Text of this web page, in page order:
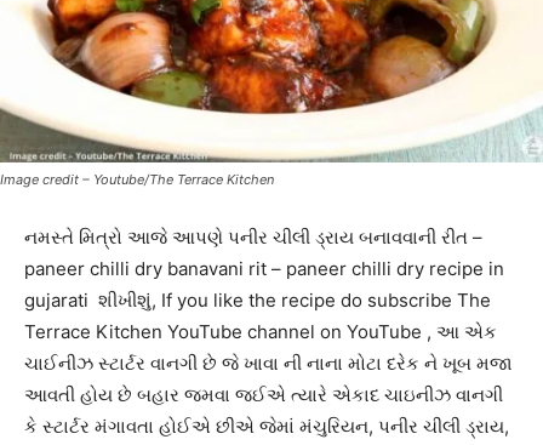
Image credit – Youtube/The Terrace Kitchen
નમસ્તે મિત્રો આજે આપણે પનીર ચીલી ડ્રાય બનાવવાની રીત –
paneer chilli dry banavani rit – paneer chilli dry recipe in
gujarati શીખીશું, If you like the recipe do subscribe The
Terrace Kitchen YouTube channel on YouTube , આ એક
ચાઈનીઝ સ્ટાર્ટર વાનગી છે જે ખાવા ની નાના મોટા દરેક ને ખૂબ મજા
આવતી હોય છે બહાર જમવા જઈએ ત્યારે એકાદ ચાઇનીઝ વાનગી
કે સ્ટાર્ટર મંગાવતા હોઈએ છીએ જેમાં મંચુરિયન, પનીર ચીલી ડ્રાય,